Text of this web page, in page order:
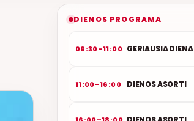
ETERYJE
DIENOS PROGRAMA
06:30–11:00 GERIAUSIA DIENA
11:00–16:00 DIENOS ASORTI